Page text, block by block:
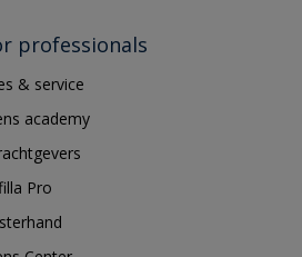
professionals
& service
academy
Pro